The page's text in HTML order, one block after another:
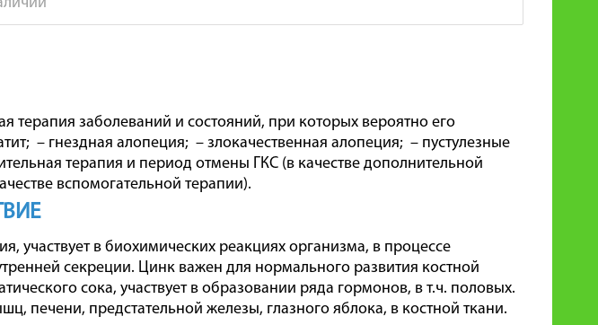
терапия заболеваний и состояний, при которых вероятно его
– гнездная алопеция; – злокачественная алопеция; – пустулезные
терапия и период отмены ГКС (в качестве дополнительной
вспомогательной терапии).
участвует в биохимических реакциях организма, в процессе
секреции. Цинк важен для нормального развития костной
сока, участвует в образовании ряда гормонов, в т.ч. половых.
печени, предстательной железы, глазного яблока, в костной ткани.